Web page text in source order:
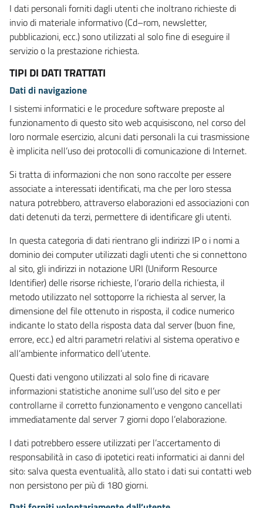
I dati personali forniti dagli utenti che inoltrano richieste di
invio di materiale informativo (Cd–rom, newsletter,
pubblicazioni, ecc.) sono utilizzati al solo fine di eseguire il
servizio o la prestazione richiesta.
TIPI DI DATI TRATTATI
Dati di navigazione
I sistemi informatici e le procedure software preposte al
funzionamento di questo sito web acquisiscono, nel corso del
loro normale esercizio, alcuni dati personali la cui trasmissione
è implicita nell’uso dei protocolli di comunicazione di Internet.
Si tratta di informazioni che non sono raccolte per essere
associate a interessati identificati, ma che per loro stessa
natura potrebbero, attraverso elaborazioni ed associazioni con
dati detenuti da terzi, permettere di identificare gli utenti.
In questa categoria di dati rientrano gli indirizzi IP o i nomi a
dominio dei computer utilizzati dagli utenti che si connettono
al sito, gli indirizzi in notazione URI (Uniform Resource
Identifier) delle risorse richieste, l’orario della richiesta, il
metodo utilizzato nel sottoporre la richiesta al server, la
dimensione del file ottenuto in risposta, il codice numerico
indicante lo stato della risposta data dal server (buon fine,
errore, ecc.) ed altri parametri relativi al sistema operativo e
all’ambiente informatico dell’utente.
Questi dati vengono utilizzati al solo fine di ricavare
informazioni statistiche anonime sull’uso del sito e per
controllarne il corretto funzionamento e vengono cancellati
immediatamente dal server 7 giorni dopo l’elaborazione.
I dati potrebbero essere utilizzati per l’accertamento di
responsabilità in caso di ipotetici reati informatici ai danni del
sito: salva questa eventualità, allo stato i dati sui contatti web
non persistono per più di 180 giorni.